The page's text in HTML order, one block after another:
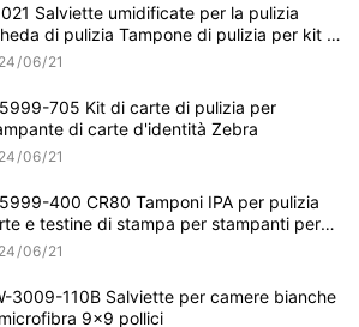
Salviette umidificate per la pulizia
di pulizia Tampone di pulizia per kit di
Evolis
06 21
705 Kit di carte di pulizia per
di carte d'identità Zebra
06 21
400 CR80 Tamponi IPA per pulizia
e testine di stampa per stampanti per
Zebra P100i
06 21
3009-110B Salviette per camere bianche
9x9 pollici